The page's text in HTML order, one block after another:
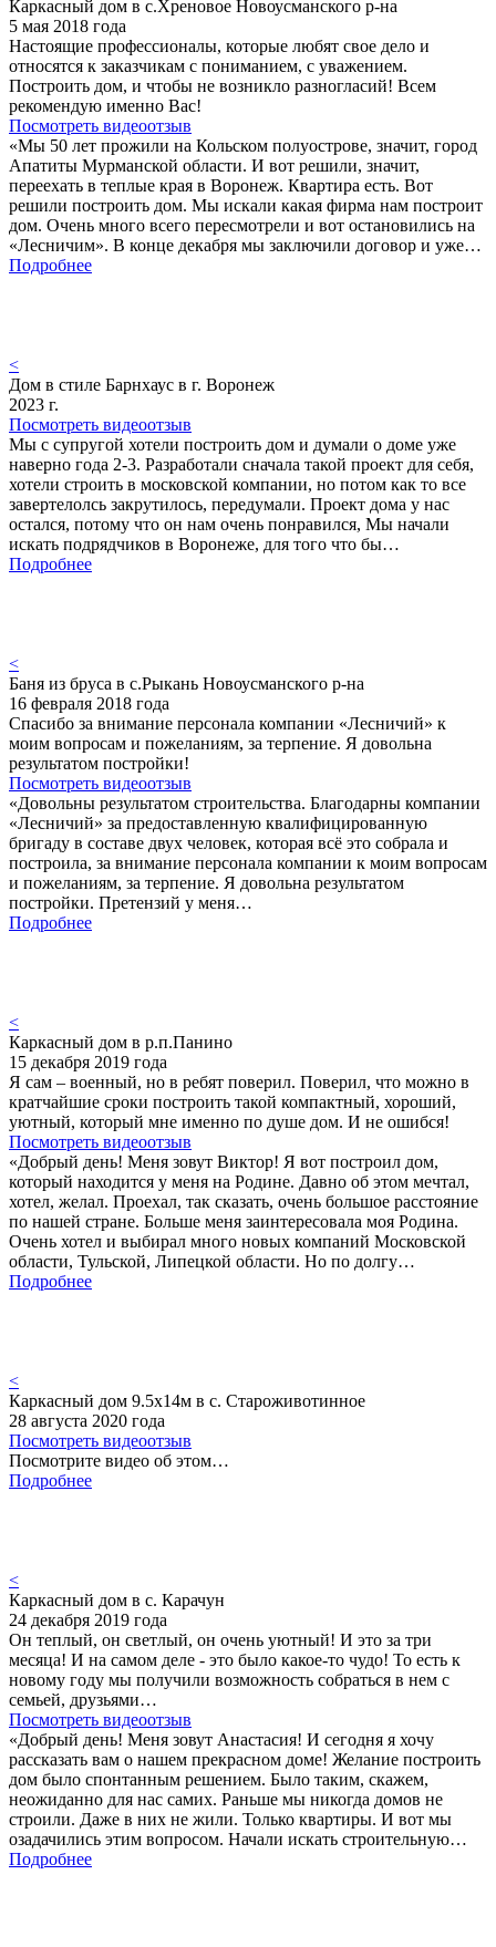
Каркасный дом в с.Хреновое Новоусманского р-на
5 мая 2018 года
Настоящие профессионалы, которые любят свое дело и
относятся к заказчикам с пониманием, с уважением.
Построить дом, и чтобы не возникло разногласий! Всем
рекомендую именно Вас!
Посмотреть видеоотзыв
«Мы 50 лет прожили на Кольском полуострове, значит, город
Апатиты Мурманской области. И вот решили, значит,
переехать в теплые края в Воронеж. Квартира есть. Вот
решили построить дом. Мы искали какая фирма нам построит
дом. Очень много всего пересмотрели и вот остановились на
«Лесничим». В конце декабря мы заключили договор и уже…
Подробнее
<
Дом в стиле Барнхаус в г. Воронеж
2023 г.
Посмотреть видеоотзыв
Мы с супругой хотели построить дом и думали о доме уже
наверно года 2-3. Разработали сначала такой проект для себя,
хотели строить в московской компании, но потом как то все
завертелолсь закрутилось, передумали. Проект дома у нас
остался, потому что он нам очень понравился, Мы начали
искать подрядчиков в Воронеже, для того что бы…
Подробнее
<
Баня из бруса в с.Рыкань Новоусманского р-на
16 февраля 2018 года
Спасибо за внимание персонала компании «Лесничий» к
моим вопросам и пожеланиям, за терпение. Я довольна
результатом постройки!
Посмотреть видеоотзыв
«Довольны результатом строительства. Благодарны компании
«Лесничий» за предоставленную квалифицированную
бригаду в составе двух человек, которая всё это собрала и
построила, за внимание персонала компании к моим вопросам
и пожеланиям, за терпение. Я довольна результатом
постройки. Претензий у меня…
Подробнее
<
Каркасный дом в р.п.Панино
15 декабря 2019 года
Я сам – военный, но в ребят поверил. Поверил, что можно в
кратчайшие сроки построить такой компактный, хороший,
уютный, который мне именно по душе дом. И не ошибся!
Посмотреть видеоотзыв
«Добрый день! Меня зовут Виктор! Я вот построил дом,
который находится у меня на Родине. Давно об этом мечтал,
хотел, желал. Проехал, так сказать, очень большое расстояние
по нашей стране. Больше меня заинтересовала моя Родина.
Очень хотел и выбирал много новых компаний Московской
области, Тульской, Липецкой области. Но по долгу…
Подробнее
<
Каркасный дом 9.5х14м в с. Староживотинное
28 августа 2020 года
Посмотреть видеоотзыв
Посмотрите видео об этом…
Подробнее
<
Каркасный дом в с. Карачун
24 декабря 2019 года
Он теплый, он светлый, он очень уютный! И это за три
месяца! И на самом деле - это было какое-то чудо! То есть к
новому году мы получили возможность собраться в нем с
семьей, друзьями…
Посмотреть видеоотзыв
«Добрый день! Меня зовут Анастасия! И сегодня я хочу
рассказать вам о нашем прекрасном доме! Желание построить
дом было спонтанным решением. Было таким, скажем,
неожиданно для нас самих. Раньше мы никогда домов не
строили. Даже в них не жили. Только квартиры. И вот мы
озадачились этим вопросом. Начали искать строительную…
Подробнее